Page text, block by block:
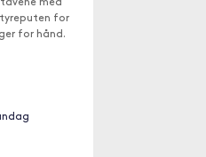
med
for
for hånd.